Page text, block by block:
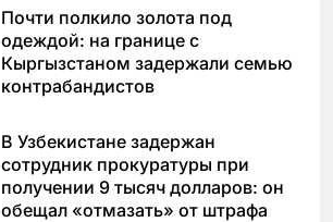
Почти полкило золота под
одеждой: на границе с
Кыргызстаном задержали семью
контрабандистов
В Узбекистане задержан
сотрудник прокуратуры при
получении 9 тысяч долларов: он
обещал «отмазать» от штрафа